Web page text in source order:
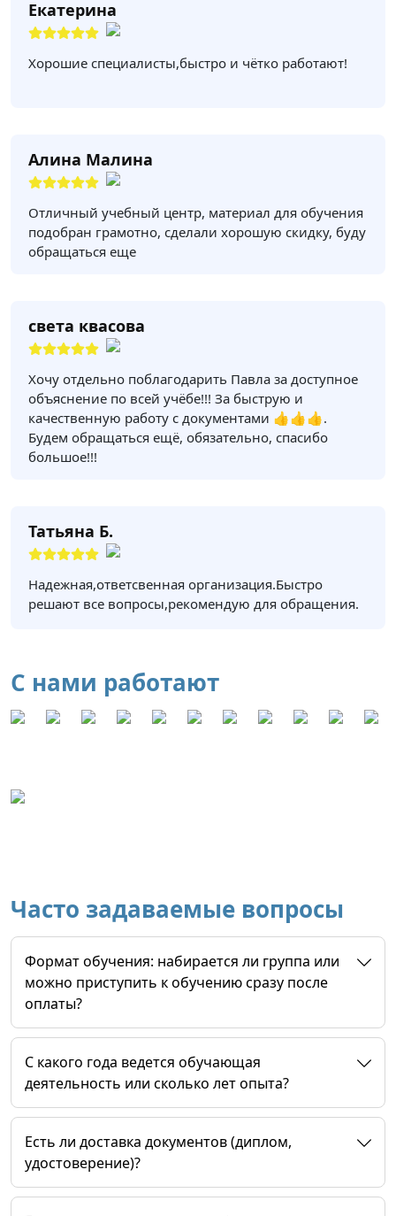
Екатерина
Хорошие специалисты,быстро и чётко работают!
Алина Малина
Отличный учебный центр, материал для обучения
подобран грамотно, сделали хорошую скидку, буду
обращаться еще
света квасова
Хочу отдельно поблагодарить Павла за доступное
объяснение по всей учёбе!!! За быструю и
качественную работу с документами 👍👍👍.
Будем обращаться ещё, обязательно, спасибо
большое!!!
Татьяна Б.
Надежная,ответсвенная организация.Быстро
решают все вопросы,рекомендую для обращения.
С нами работают
Часто задаваемые вопросы
Формат обучения: набирается ли группа или
можно приступить к обучению сразу после
оплаты?
C какого года ведется обучающая
деятельность или сколько лет опыта?
Есть ли доставка документов (диплом,
удостоверение)?